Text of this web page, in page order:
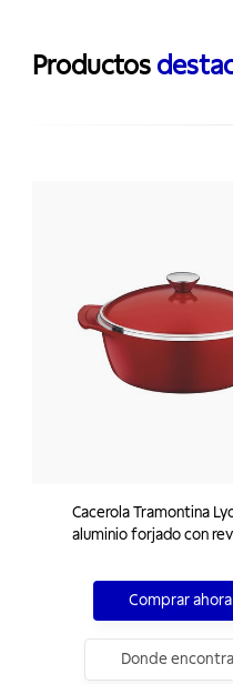
Productos
Cacerola Tramontina
aluminio forjado con
Performance con tapa
Comprar ahora
Donde